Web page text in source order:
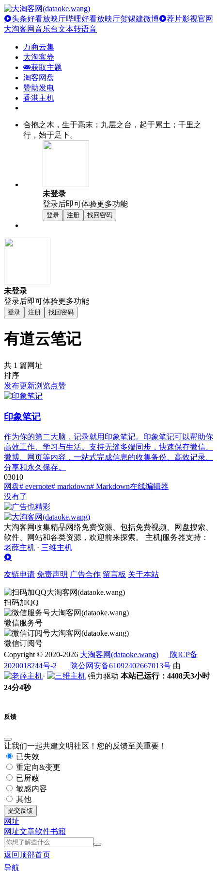
头条好看放映厅哔哩好看放映厅贺锡建微博
荐片影视官网
大淘客网音乐台文本转语音
万商云集
大淘客券
获取主题
淘客网盘
赞助发电
香港主机
合抱之木，生于毫末；九层之台，起于累土；千里之
行，始于足下。
未登录
登录后即可体验更多功能
登录 注册 找回密码
未登录
登录后即可体验更多功能
登录 注册 找回密码
有道云笔记
共 1 篇网址
排序
发布更新浏览点赞
印象笔记
作为你的第二大脑，记录就用印象笔记。印象笔记可以帮助你
高效工作、学习与生活。支持无缝多端同步，快速保存微信、
微博、网页等内容，一站式完成信息的收集备份、高效记录、
分享和永久保存。
03010
网盘# evernote# markdown# Markdown在线编辑器
没有了
大淘客网收集精品网络免费资源、包括免费视频、网盘搜索、
软件、网站和各类资源，欢迎前来探索。 主机|服务器支持：
老薛主机 · 三维主机
友链申请 免责声明 广告合作 留言板 关于本站
扫码加QQ
微信服务号
微信订阅号
Copyright © 2020-2026 大淘客网(dataoke.wang)
陕ICP备
2020018244号-2
陕公网安备61092402667013号 由
·
强力驱动 本站已运行：4408天3小时
24分4秒
反馈
让我们一起共建文明社区！您的反馈至关重要！
已失效
重定向&变更
已屏蔽
敏感内容
其他
提交反馈
网址
网址文章软件书籍
返回顶部首页
导航